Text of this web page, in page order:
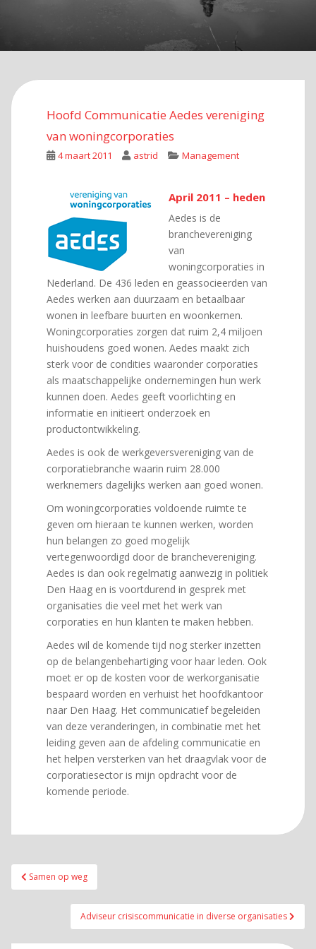
Hoofd Communicatie Aedes vereniging
van woningcorporaties
4 maart 2011 astrid Management
April 2011 – heden
Aedes is de
branchevereniging
van
woningcorporaties in
Nederland. De 436 leden en geassocieerden van
Aedes werken aan duurzaam en betaalbaar
wonen in leefbare buurten en woonkernen.
Woningcorporaties zorgen dat ruim 2,4 miljoen
huishoudens goed wonen. Aedes maakt zich
sterk voor de condities waaronder corporaties
als maatschappelijke ondernemingen hun werk
kunnen doen. Aedes geeft voorlichting en
informatie en initieert onderzoek en
productontwikkeling.
Aedes is ook de werkgeversvereniging van de
corporatiebranche waarin ruim 28.000
werknemers dagelijks werken aan goed wonen.
Om woningcorporaties voldoende ruimte te
geven om hieraan te kunnen werken, worden
hun belangen zo goed mogelijk
vertegenwoordigd door de branchevereniging.
Aedes is dan ook regelmatig aanwezig in politiek
Den Haag en is voortdurend in gesprek met
organisaties die veel met het werk van
corporaties en hun klanten te maken hebben.
Aedes wil de komende tijd nog sterker inzetten
op de belangenbehartiging voor haar leden. Ook
moet er op de kosten voor de werkorganisatie
bespaard worden en verhuist het hoofdkantoor
naar Den Haag. Het communicatief begeleiden
van deze veranderingen, in combinatie met het
leiding geven aan de afdeling communicatie en
het helpen versterken van het draagvlak voor de
corporatiesector is mijn opdracht voor de
komende periode.
Bericht
navigatie
Samen op weg
Adviseur crisiscommunicatie in diverse organisaties